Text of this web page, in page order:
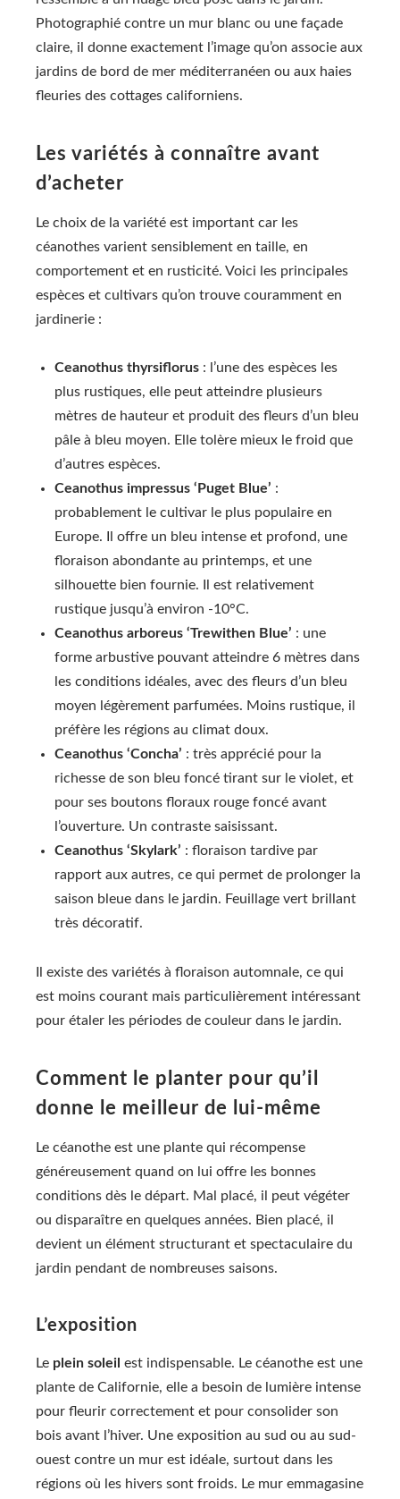
Photographié contre un mur blanc ou une façade
claire, il donne exactement l’image qu’on associe aux
jardins de bord de mer méditerranéen ou aux haies
fleuries des cottages californiens.
Les variétés à connaître avant
d’acheter
Le choix de la variété est important car les
céanothes varient sensiblement en taille, en
comportement et en rusticité. Voici les principales
espèces et cultivars qu’on trouve couramment en
jardinerie :
Ceanothus thyrsiflorus : l’une des espèces les
plus rustiques, elle peut atteindre plusieurs
mètres de hauteur et produit des fleurs d’un bleu
pâle à bleu moyen. Elle tolère mieux le froid que
d’autres espèces.
Ceanothus impressus ‘Puget Blue’ :
probablement le cultivar le plus populaire en
Europe. Il offre un bleu intense et profond, une
floraison abondante au printemps, et une
silhouette bien fournie. Il est relativement
rustique jusqu’à environ -10°C.
Ceanothus arboreus ‘Trewithen Blue’ : une
forme arbustive pouvant atteindre 6 mètres dans
les conditions idéales, avec des fleurs d’un bleu
moyen légèrement parfumées. Moins rustique, il
préfère les régions au climat doux.
Ceanothus ‘Concha’ : très apprécié pour la
richesse de son bleu foncé tirant sur le violet, et
pour ses boutons floraux rouge foncé avant
l’ouverture. Un contraste saisissant.
Ceanothus ‘Skylark’ : floraison tardive par
rapport aux autres, ce qui permet de prolonger la
saison bleue dans le jardin. Feuillage vert brillant
très décoratif.
Il existe des variétés à floraison automnale, ce qui
est moins courant mais particulièrement intéressant
pour étaler les périodes de couleur dans le jardin.
Comment le planter pour qu’il
donne le meilleur de lui-même
Le céanothe est une plante qui récompense
généreusement quand on lui offre les bonnes
conditions dès le départ. Mal placé, il peut végéter
ou disparaître en quelques années. Bien placé, il
devient un élément structurant et spectaculaire du
jardin pendant de nombreuses saisons.
L’exposition
Le plein soleil est indispensable. Le céanothe est une
plante de Californie, elle a besoin de lumière intense
pour fleurir correctement et pour consolider son
bois avant l’hiver. Une exposition au sud ou au sud-
ouest contre un mur est idéale, surtout dans les
régions où les hivers sont froids. Le mur emmagasine